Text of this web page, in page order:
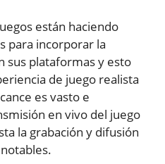
están haciendo
para incorporar la
sus plataformas y esto
de juego realista
es vasto e
en vivo del juego
la grabación y difusión